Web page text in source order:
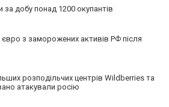
за добу понад 1200 окупантів
з заморожених активів РФ після
розподільчих центрів Wildberries та
атакували росію